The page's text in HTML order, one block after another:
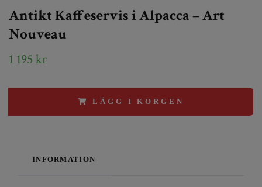
Antikt Kaffeservis i Alpacca – Art
Nouveau
1 195 kr
LÄGG I KORGEN
INFORMATION